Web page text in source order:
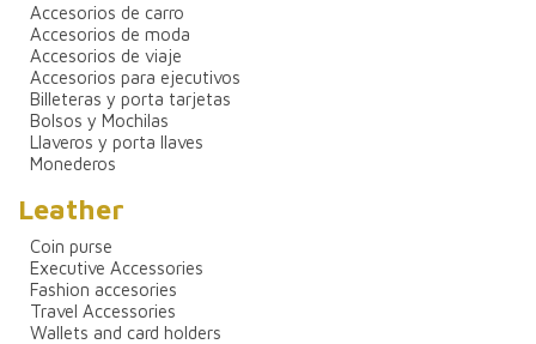
Accesorios de carro
Accesorios de moda
Accesorios de viaje
Accesorios para ejecutivos
Billeteras y porta tarjetas
Bolsos y Mochilas
Llaveros y porta llaves
Monederos
Leather
Coin purse
Executive Accessories
Fashion accesories
Travel Accessories
Wallets and card holders